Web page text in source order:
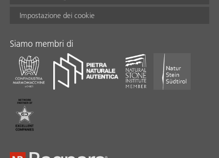
Impostazione dei cookie
Siamo membri di